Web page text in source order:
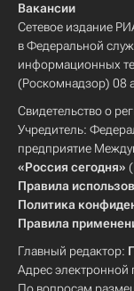
Вакансии
Сетевое издание
в Федеральной
информационных
(Роскомнадзор) 08
Свидетельство о
Учредитель:
предприятие
«Россия сегодня»
Правила
Политика
Правила
Главный редактор:
Адрес электронной